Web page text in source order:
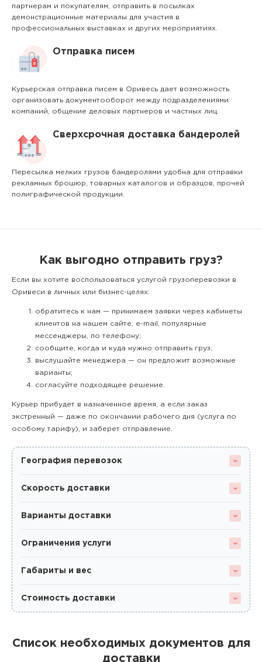
партнерам и покупателям, отправить в посылках
демонстрационные материалы для участия в
профессиональных выставках и других мероприятиях.
Отправка писем
Курьерская отправка писем в Оривесь дает возможность
организовать документооборот между подразделениями
компаний, общение деловых партнеров и частных лиц.
Сверхсрочная доставка бандеролей
Пересылка мелких грузов бандеролями удобна для отправки
рекламных брошюр, товарных каталогов и образцов, прочей
полиграфической продукции.
Как выгодно отправить груз?
Если вы хотите воспользоваться услугой грузоперевозки в
Оривеси в личных или бизнес-целях:
обратитесь к нам — принимаем заявки через кабинеты
клиентов на нашем сайте, e-mail, популярные
мессенджеры, по телефону;
сообщите, когда и куда нужно отправить груз;
выслушайте менеджера — он предложит возможные
варианты;
согласуйте подходящее решение.
Курьер прибудет в назначенное время, а если заказ
экстренный — даже по окончании рабочего дня (услуга по
особому тарифу), и заберет отправление.
География перевозок
Скорость доставки
Варианты доставки
Ограничения услуги
Габариты и вес
Стоимость доставки
Список необходимых документов для
доставки